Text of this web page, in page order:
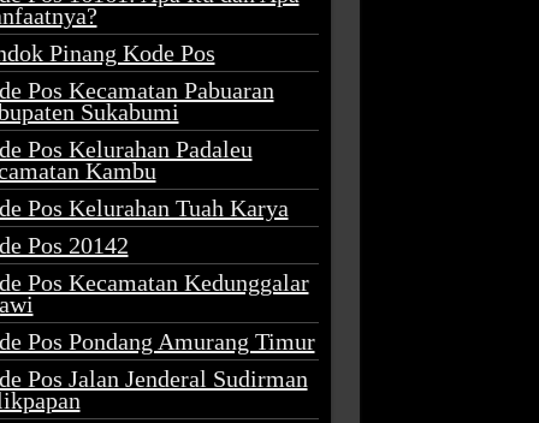
Pinang Kode Pos
Pos Kecamatan Pabuaran
Sukabumi
Pos Kelurahan Padaleu
Kambu
Pos Kelurahan Tuah Karya
Pos 20142
Pos Kecamatan Kedunggalar
Pos Pondang Amurang Timur
Pos Jalan Jenderal Sudirman